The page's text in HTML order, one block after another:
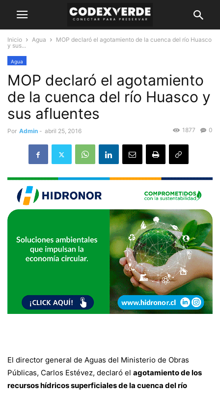
Inicio Agua
MOP declaró el agotamiento de la cuenca del río Huasco
y sus...
Agua
MOP declaró el agotamiento
de la cuenca del río Huasco y
sus afluentes
Por Admin - abril 25, 2016 0
1877
El director general de Aguas del Ministerio de Obras
Públicas, Carlos Estévez, declaró el agotamiento de los
recursos hídricos superficiales de la cuenca del río